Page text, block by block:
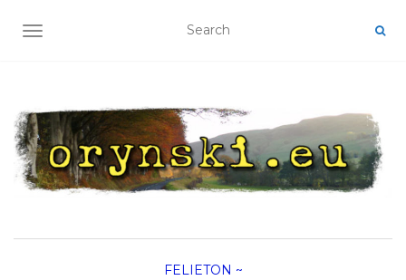
TOGGLE NAVIGATION
FELIETON ~